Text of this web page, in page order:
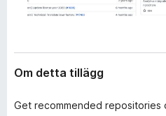
Om detta tillägg
Get recommended repositories